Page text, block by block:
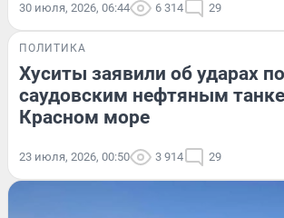
30 июля, 2026, 06:44 6 314 29
ПОЛИТИКА
Хуситы заявили об ударах по
саудовским нефтяным
Красном море
23 июля, 2026, 00:50 3 914 29